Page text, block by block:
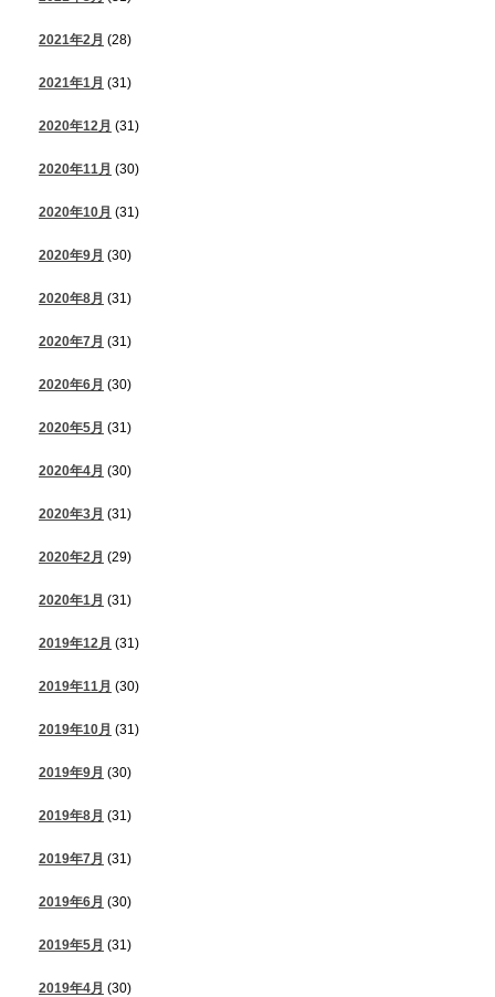
2021年2月 (28)
2021年1月 (31)
2020年12月 (31)
2020年11月 (30)
2020年10月 (31)
2020年9月 (30)
2020年8月 (31)
2020年7月 (31)
2020年6月 (30)
2020年5月 (31)
2020年4月 (30)
2020年3月 (31)
2020年2月 (29)
2020年1月 (31)
2019年12月 (31)
2019年11月 (30)
2019年10月 (31)
2019年9月 (30)
2019年8月 (31)
2019年7月 (31)
2019年6月 (30)
2019年5月 (31)
2019年4月 (30)